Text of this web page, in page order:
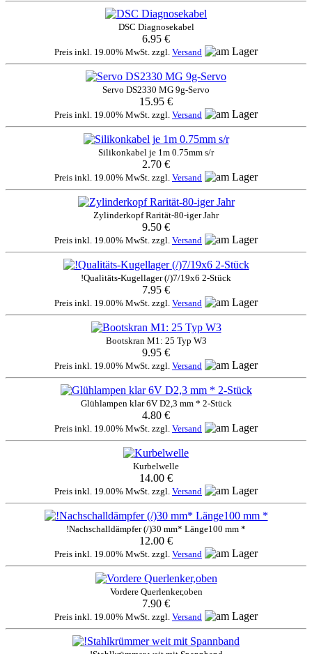
DSC Diagnosekabel
6.95 €
Preis inkl. 19.00% MwSt. zzgl. Versand
Servo DS2330 MG 9g-Servo
15.95 €
Preis inkl. 19.00% MwSt. zzgl. Versand
Silikonkabel je 1m 0.75mm s/r
2.70 €
Preis inkl. 19.00% MwSt. zzgl. Versand
Zylinderkopf Rarität-80-iger Jahr
9.50 €
Preis inkl. 19.00% MwSt. zzgl. Versand
!Qualitäts-Kugellager (/)7/19x6 2-Stück
7.95 €
Preis inkl. 19.00% MwSt. zzgl. Versand
Bootskran M1: 25 Typ W3
9.95 €
Preis inkl. 19.00% MwSt. zzgl. Versand
Glühlampen klar 6V D2,3 mm * 2-Stück
4.80 €
Preis inkl. 19.00% MwSt. zzgl. Versand
Kurbelwelle
14.00 €
Preis inkl. 19.00% MwSt. zzgl. Versand
!Nachschalldämpfer (/)30 mm* Länge100 mm *
12.00 €
Preis inkl. 19.00% MwSt. zzgl. Versand
Vordere Querlenker,oben
7.90 €
Preis inkl. 19.00% MwSt. zzgl. Versand